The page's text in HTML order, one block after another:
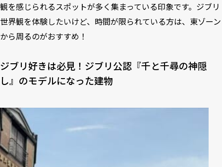
観を感じられるスポットが多く集まっている印象です。ジブリ
世界観を体験したいけど、時間が限られている方は、東ゾーン
から周るのがおすすめ！
ジブリ好きは必見！ジブリ公認『千と千尋の神隠
し』のモデルになった建物